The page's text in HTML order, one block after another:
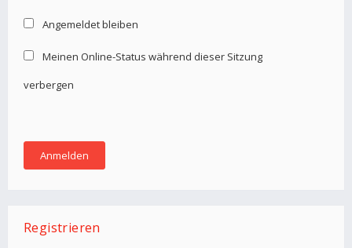
Angemeldet bleiben
Meinen Online-Status während dieser Sitzung
verbergen
Registrieren